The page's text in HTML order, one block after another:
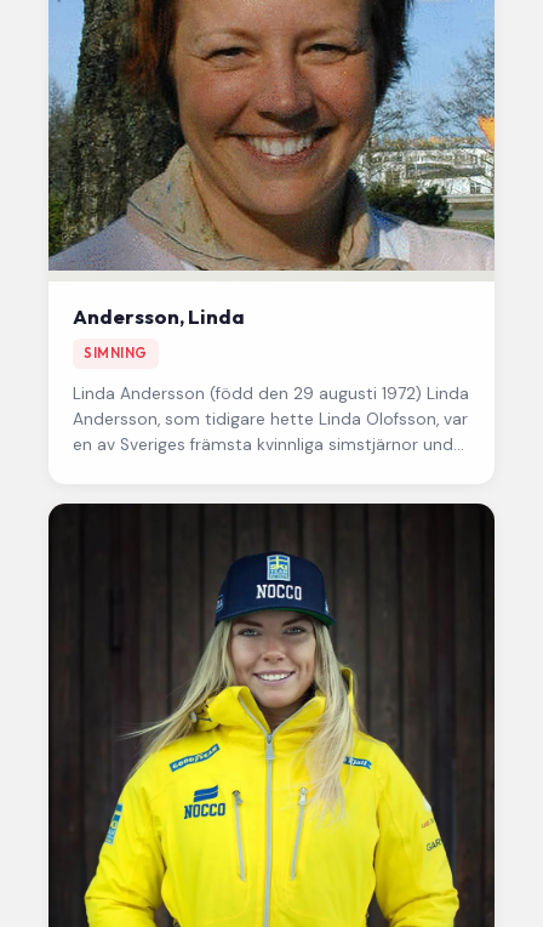
Andersson, Linda
SIMNING
Linda Andersson (född den 29 augusti 1972) Linda
Andersson, som tidigare hette Linda Olofsson, var
en av Sveriges främsta kvinnliga simstjärnor under